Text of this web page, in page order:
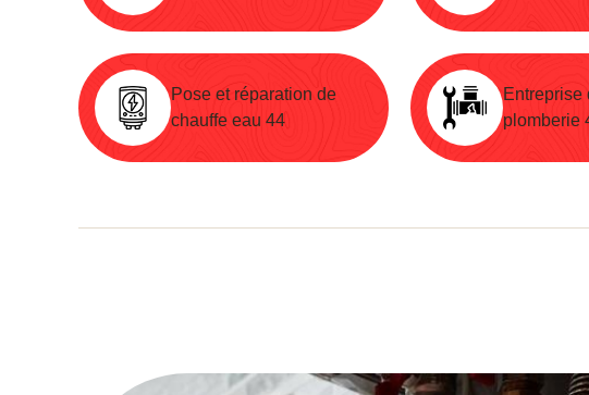
Pose et réparation de
chauffe eau 44
Entreprise
plomberie